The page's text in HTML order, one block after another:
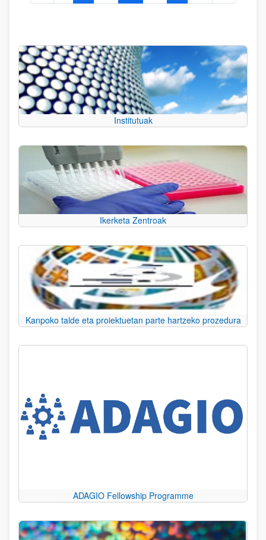
Institutuak
Ikerketa Zentroak
Kanpoko talde eta proiektuetan parte hartzeko prozedura
ADAGIO Fellowship Programme